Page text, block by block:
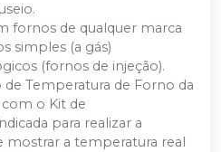
fornos de qualquer marca
simples (a gás)
(fornos de injeção).
de Temperatura de Forno da
com o Kit de
para realizar a
mostrar a temperatura real